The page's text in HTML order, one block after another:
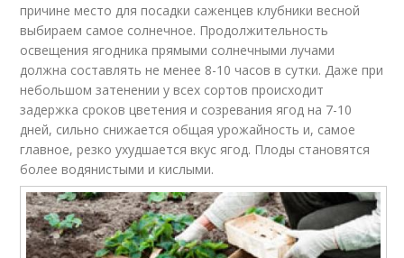
причине место для посадки саженцев клубники весной
выбираем самое солнечное. Продолжительность
освещения ягодника прямыми солнечными лучами
должна составлять не менее 8-10 часов в сутки. Даже при
небольшом затенении у всех сортов происходит
задержка сроков цветения и созревания ягод на 7-10
дней, сильно снижается общая урожайность и, самое
главное, резко ухудшается вкус ягод. Плоды становятся
более водянистыми и кислыми.